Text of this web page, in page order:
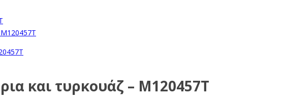
και τυρκουάζ – M120457T